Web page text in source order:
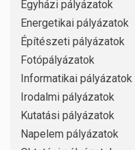
Egyházi pályázatok
Energetikai pályázatok
Építészeti pályázatok
Fotópályázatok
Informatikai pályázatok
Irodalmi pályázatok
Kutatási pályázatok
Napelem pályázatok